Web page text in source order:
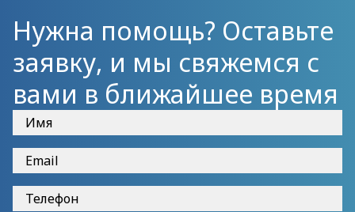
Нужна помощь? Оставьте
заявку, и мы свяжемся с
вами в ближайшее время